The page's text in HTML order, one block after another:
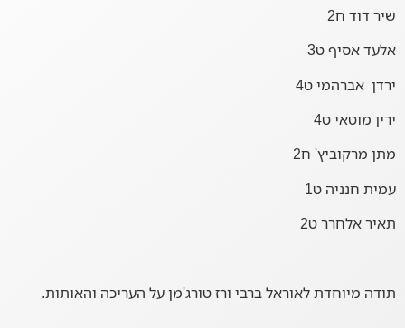
שיר דוד ח2
אלעד אסיף ט3
ירדן אברהמי ט4
ירין מוטאי ט4
מתן מרקוביץ' ח2
עמית חנניה ט1
תאיר אלחרר ט2
תודה מיוחדת לאוראל ברבי ורז טורג'מן על העריכה והאותות.